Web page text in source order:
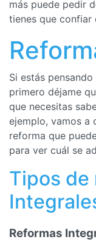
más puede pedir
tienes que confiar
Si estás
primero déjame
que necesitas
ejemplo, vamos a
reforma que
para ver cuál se
Tipos de
Reformas